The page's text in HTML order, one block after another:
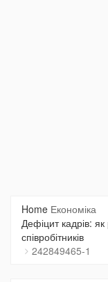
Home Економіка
Дефіцит кадрів:
співробітників
242849465-1